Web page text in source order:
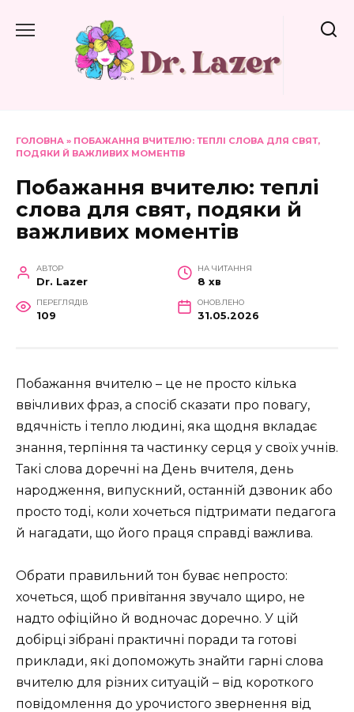
до
ГОЛОВНА » ПОБАЖАННЯ ВЧИТЕЛЮ: ТЕПЛІ СЛОВА ДЛЯ СВЯТ,
ПОДЯКИ Й ВАЖЛИВИХ МОМЕНТІВ
Побажання вчителю: теплі
слова для свят, подяки й
важливих моментів
АВТОР
Dr. Lazer
НА ЧИТАННЯ
8 хв
ПЕРЕГЛЯДІВ
109
ОНОВЛЕНО
31.05.2026
Побажання вчителю – це не просто кілька
ввічливих фраз, а спосіб сказати про повагу,
вдячність і тепло людині, яка щодня вкладає
знання, терпіння та частинку серця у своїх учнів.
Такі слова доречні на День вчителя, день
народження, випускний, останній дзвоник або
просто тоді, коли хочеться підтримати педагога
й нагадати, що його праця справді важлива.
Обрати правильний тон буває непросто:
хочеться, щоб привітання звучало щиро, не
надто офіційно й водночас доречно. У цій
добірці зібрані практичні поради та готові
приклади, які допоможуть знайти гарні слова
вчителю для різних ситуацій – від короткого
повідомлення до урочистого звернення від